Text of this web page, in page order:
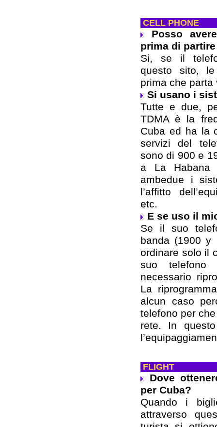
CELL PHONE
Posso
prima di
Si, se il
questo sito,
prima che parta
Si usano i
Tutte e due,
TDMA è la
Cuba ed ha la
servizi del
sono di 900 e
a La Habana
ambedue i
l’affitto
etc.
E se uso il
Se il suo
banda (1900 y
ordinare solo il
suo
necessario
La
alcun caso
telefono per
rete. In
FLIGHT
Dove
per Cuba?
Quando i
attraverso